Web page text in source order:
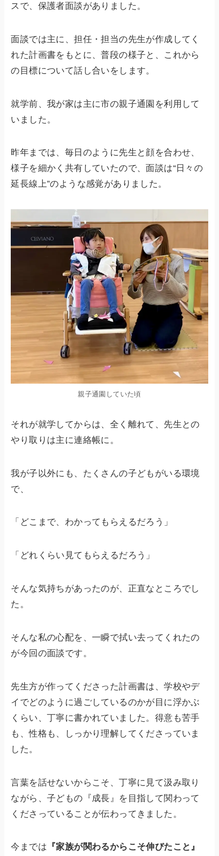
スで、保護者面談がありました。
面談では主に、担任・担当の先生が作成してく
れた計画書をもとに、普段の様子と、これから
の目標について話し合いをします。
就学前、我が家は主に市の親子通園を利用して
いました。
昨年までは、毎日のように先生と顔を合わせ、
様子を細かく共有していたので、面談は“日々の
延長線上”のような感覚がありました。
親子通園していた頃
それが就学してからは、全く離れて、先生との
やり取りは主に連絡帳に。
我が子以外にも、たくさんの子どもがいる環境
で、
「どこまで、わかってもらえるだろう」
「どれくらい見てもらえるだろう」
そんな気持ちがあったのが、正直なところでし
た。
そんな私の心配を、一瞬で拭い去ってくれたの
が今回の面談です。
先生方が作ってくださった計画書は、学校やデ
イでどのように過ごしているのかが目に浮かぶ
くらい、丁寧に書かれていました。得意も苦手
も、性格も、しっかり理解してくださっていま
した。
言葉を話せないからこそ、丁寧に見て汲み取り
ながら、子どもの『成長』を目指して関わって
くださっていることが伝わってきました。
今までは 『家族が関わるからこそ伸びたこと』